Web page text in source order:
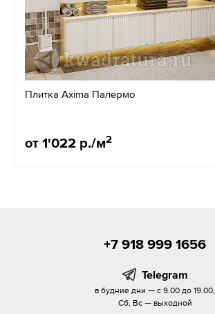
Плитка Axima Палермо
от 1'022 р./м2
+7 918 999 1656
Telegram
в будние дни — с 9.00 до 19.00,
Сб, Вс — выходной